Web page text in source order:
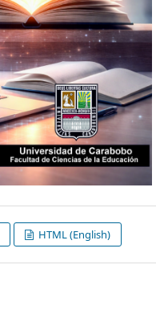
HTML (English)